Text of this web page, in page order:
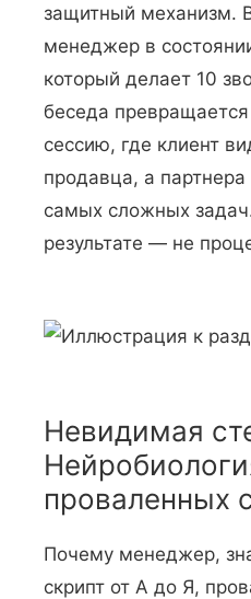
защитный механизм.
менеджер в
который делает 10
беседа
сессию, где клиент
продавца, а
самых сложных
результате — не
Невидимая
проваленных
Почему менеджер,
скрипт от А до Я,